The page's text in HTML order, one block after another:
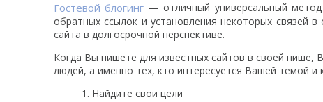
Гостевой блогинг — отличный универсальный
обратных ссылок и установления некоторых
сайта в долгосрочной перспективе.
Когда Вы пишете для известных сайтов в своей
людей, а именно тех, кто интересуется Вашей темой
Найдите свои цели